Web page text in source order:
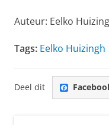
Auteur: Eelko
Tags: Eelko Huizingh
Deel dit